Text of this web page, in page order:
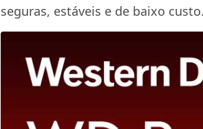
seguras, estáveis e de baixo custo.